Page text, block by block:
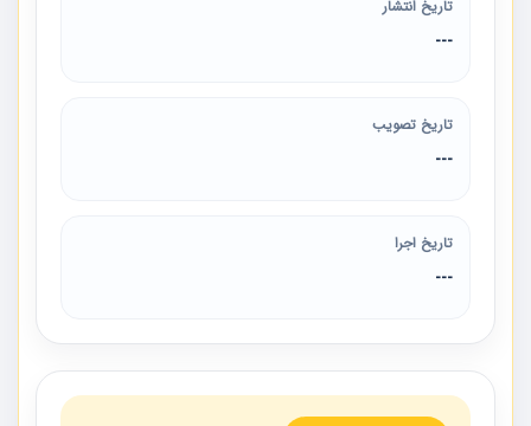
تاریخ انتشار
---
تاریخ تصویب
---
تاریخ اجرا
---